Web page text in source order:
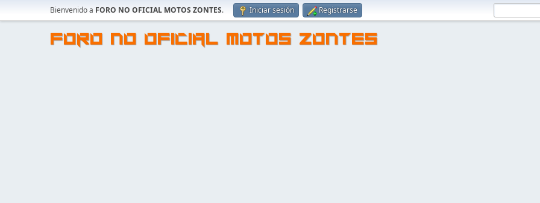
Bienvenido a FORO NO OFICIAL MOTOS ZONTES. Iniciar sesión Registrarse
FORO NO OFICIAL MOTOS ZONTES